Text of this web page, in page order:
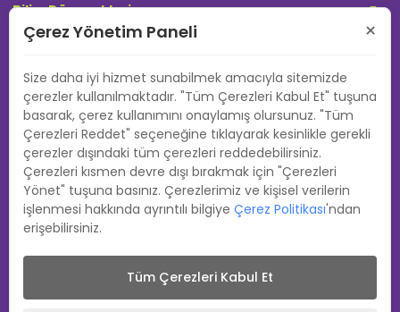
Bilim Düzenekleri
Planetaryum
Gözlemevi
Etkinlikler
Çerez Yönetim Paneli ×
Size daha iyi hizmet sunabilmek amacıyla sitemizde
çerezler kullanılmaktadır. "Tüm Çerezleri Kabul Et" tuşuna
basarak, çerez kullanımını onaylamış olursunuz. "Tüm
Çerezleri Reddet" seçeneğine tıklayarak kesinlikle gerekli
çerezler dışındaki tüm çerezleri reddedebilirsiniz.
Çerezleri kısmen devre dışı bırakmak için "Çerezleri
Yönet" tuşuna basınız. Çerezlerimiz ve kişisel verilerin
işlenmesi hakkında ayrıntılı bilgiye Çerez Politikası'ndan
erişebilirsiniz.
Tüm Çerezleri Kabul Et